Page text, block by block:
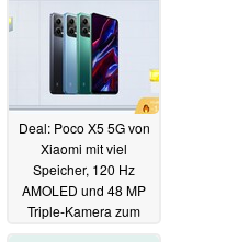
Deal: Poco X5 5G von
Xiaomi mit viel
Speicher, 120 Hz
AMOLED und 48 MP
Triple-Kamera zum
Bestpreis im Angebot